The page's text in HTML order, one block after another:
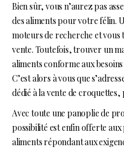
Bien sûr, vous n’aurez pas
des aliments pour votre félin.
moteurs de recherche et vous
vente. Toutefois, trouver un
aliments conforme aux
C’est alors à vous que
dédié à la vente de
Avec toute une panoplie de
possibilité est enfin offerte
aliments répondant aux